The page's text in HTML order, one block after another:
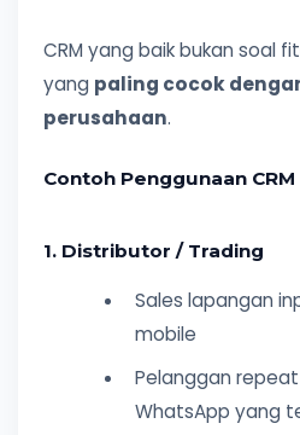
CRM yang baik bukan soal
yang paling cocok
perusahaan.
Contoh Penggunaan
1. Distributor / Trading
Sales lapangan
mobile
Pelanggan
WhatsApp yang